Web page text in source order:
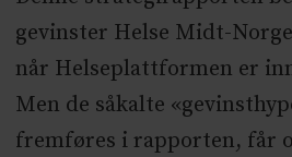
gevinster Helse Midt-
når Helseplattformen er
Men de såkalte
fremføres i rapporten, får